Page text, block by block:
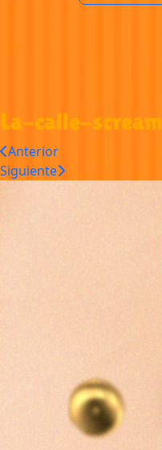
La-calle-scream
Anterior
Siguiente